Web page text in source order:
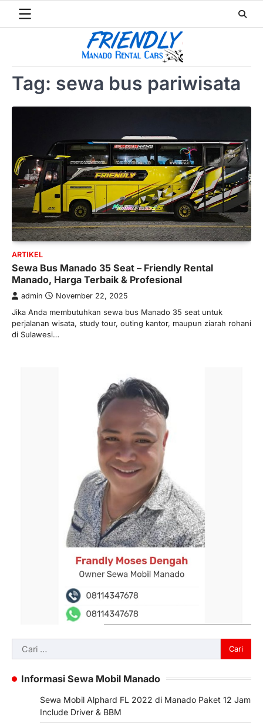
Tag: sewa bus pariwisata
ARTIKEL
Sewa Bus Manado 35 Seat – Friendly Rental
Manado, Harga Terbaik & Profesional
admin November 22, 2025
Jika Anda membutuhkan sewa bus Manado 35 seat untuk
perjalanan wisata, study tour, outing kantor, maupun ziarah rohani
di Sulawesi…
Cari
untuk:
Informasi Sewa Mobil Manado
Sewa Mobil Alphard FL 2022 di Manado Paket 12 Jam
Include Driver & BBM